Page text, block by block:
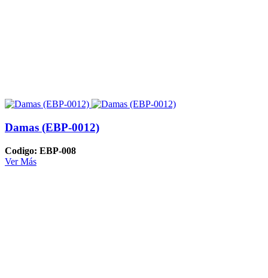
Damas (EBP-0012)
Codigo: EBP-008
Ver Más